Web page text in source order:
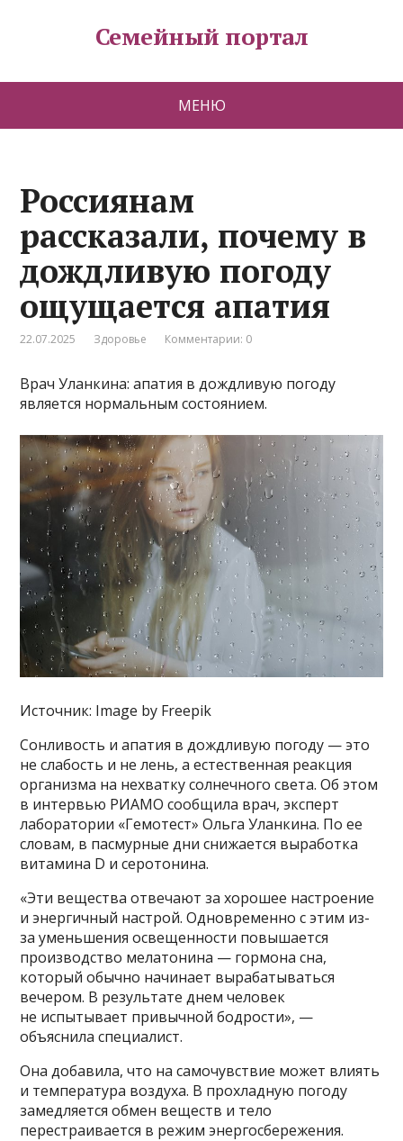
Семейный портал
МЕНЮ
Россиянам
рассказали, почему в
дождливую погоду
ощущается апатия
22.07.2025 Здоровье Комментарии: 0
Врач Уланкина: апатия в дождливую погоду
является нормальным состоянием.
Источник: Image by Freepik
Сонливость и апатия в дождливую погоду — это
не слабость и не лень, а естественная реакция
организма на нехватку солнечного света. Об этом
в интервью РИАМО сообщила врач, эксперт
лаборатории «Гемотест» Ольга Уланкина. По ее
словам, в пасмурные дни снижается выработка
витамина D и серотонина.
«Эти вещества отвечают за хорошее настроение
и энергичный настрой. Одновременно с этим из-
за уменьшения освещенности повышается
производство мелатонина — гормона сна,
который обычно начинает вырабатываться
вечером. В результате днем человек
не испытывает привычной бодрости», —
объяснила специалист.
Она добавила, что на самочувствие может влиять
и температура воздуха. В прохладную погоду
замедляется обмен веществ и тело
перестраивается в режим энергосбережения.